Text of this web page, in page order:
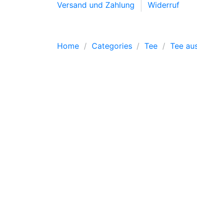
Versand und Zahlung Widerruf
Home
Categories Tee Tee